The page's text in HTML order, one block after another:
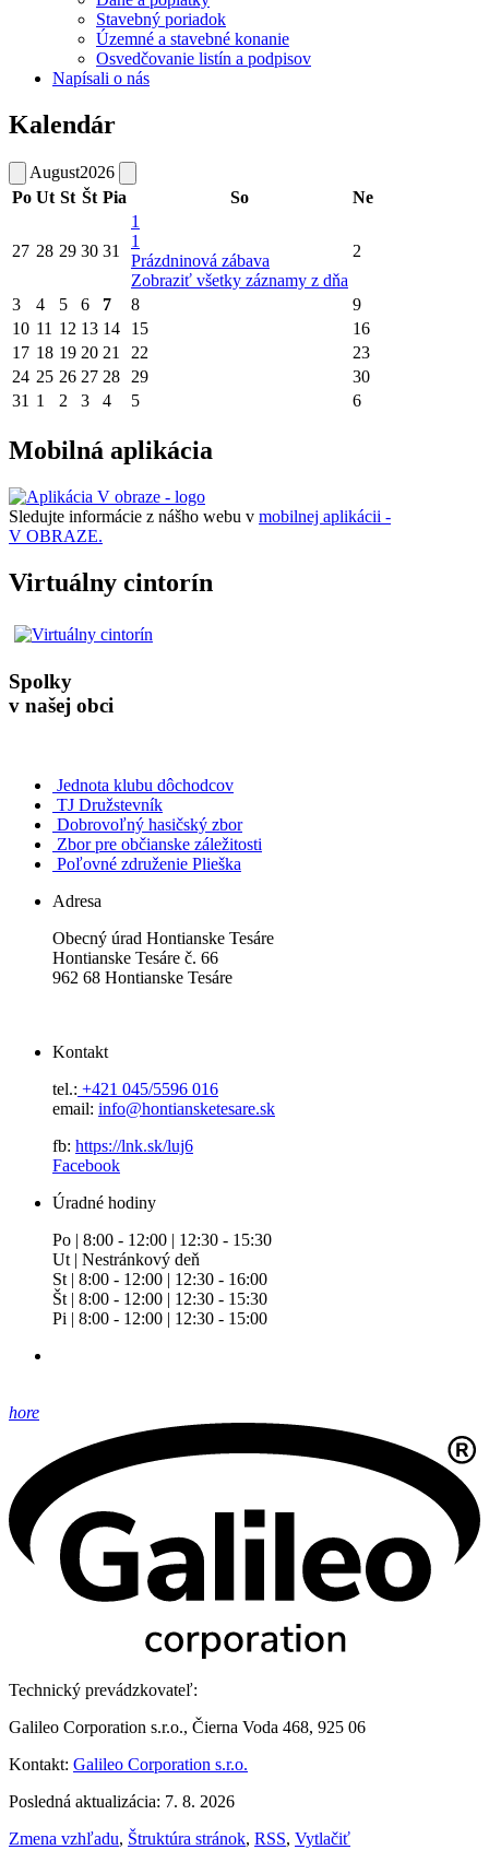
Stavebný poriadok
Územné a stavebné konanie
Osvedčovanie listín a podpisov
Napísali o nás
Kalendár
August2026
Po Ut St Št Pia So Ne
27 28 29 30 31
1
1
Prázdninová zábava
Zobraziť všetky záznamy z dňa
2
3 4 5 6 7 8
9
10 11 12 13 14 15
16
17 18 19 20 21 22
23
24 25 26 27 28 29
30
31 1 2 3 4 5 6
Mobilná aplikácia
Sledujte informácie z nášho webu v mobilnej aplikácii -
V OBRAZE.
Virtuálny cintorín
Spolky
v našej obci
Jednota klubu dôchodcov
TJ Družstevník
Dobrovoľný hasičský zbor
Zbor pre občianske záležitosti
Poľovné združenie Plieška
Adresa
Obecný úrad Hontianske Tesáre
Hontianske Tesáre č. 66
962 68 Hontianske Tesáre
Kontakt
tel.: +421 045/5596 016
email: info@hontiansketesare.sk
fb: https://lnk.sk/luj6
Facebook
Úradné hodiny
Po | 8:00 - 12:00 | 12:30 - 15:30
Ut | Nestránkový deň
St | 8:00 - 12:00 | 12:30 - 16:00
Št | 8:00 - 12:00 | 12:30 - 15:30
Pi | 8:00 - 12:00 | 12:30 - 15:00
hore
Technický prevádzkovateľ:
Galileo Corporation s.r.o., Čierna Voda 468, 925 06
Kontakt: Galileo Corporation s.r.o.
Posledná aktualizácia: 7. 8. 2026
Zmena vzhľadu, Štruktúra stránok, RSS, Vytlačiť